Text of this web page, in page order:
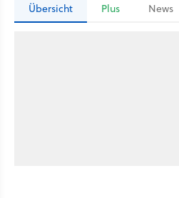
Übersicht Plus News